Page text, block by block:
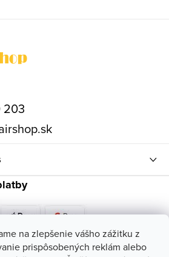
na zlepšenie vášho zážitku z
prispôsobených reklám alebo
203